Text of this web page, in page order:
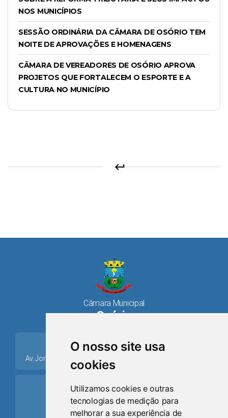
O nosso site usa
cookies
Utilizamos cookies e outras
tecnologias de medição para
melhorar a sua experiência de
NOS MUNICÍPIOS
SESSÃO ORDINÁRIA DA CÂMARA DE OSÓRIO TEM
NOITE DE APROVAÇÕES E HOMENAGENS
CÂMARA DE VEREADORES DE OSÓRIO APROVA
PROJETOS QUE FORTALECEM O ESPORTE E A
CULTURA NO MUNICÍPIO
keyboard_return
Câmara Municipal
Osório
place
Av. Jorge Dariva, 1211, Centro CEP: 95520.000 - Osório/RS
ring_volume
Telefone
(51) 9 8024-0884